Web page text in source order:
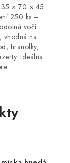
× 70 × 45
250 ks –
voči
vhodná na
hranolky,
Ideálna